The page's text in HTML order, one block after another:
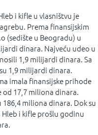
i kifle u vlasništvu je
Prema finansijskim
(sedište u Beogradu) u
dinara. Najveću udeo u
1,9 milijardi dinara. Sa
1,9 milijardi dinara.
imala finansijske prihode
od 17,7 miliona dinara.
miliona dinara. Dok su
i kifle prošlu godinu